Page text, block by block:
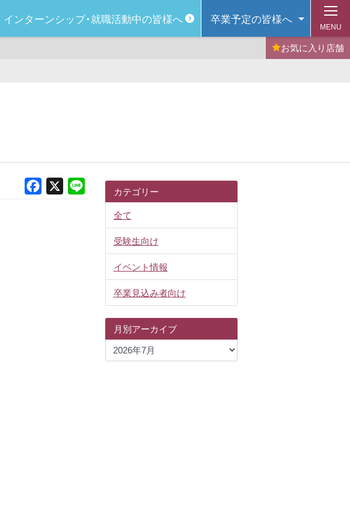
インターンシップ・就職活動中の皆様へ 卒業予定の皆様へ
お気に入り 店舗
MENU
Facebook
カテゴリー
全て
受験生向け
イベント情報
卒業見込み者向け
月別アーカイブ